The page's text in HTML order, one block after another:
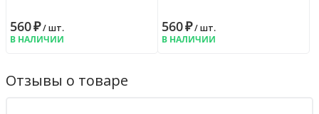
560₽/ шт.
В НАЛИЧИИ
560₽/ шт.
В НАЛИЧИИ
Отзывы о товаре